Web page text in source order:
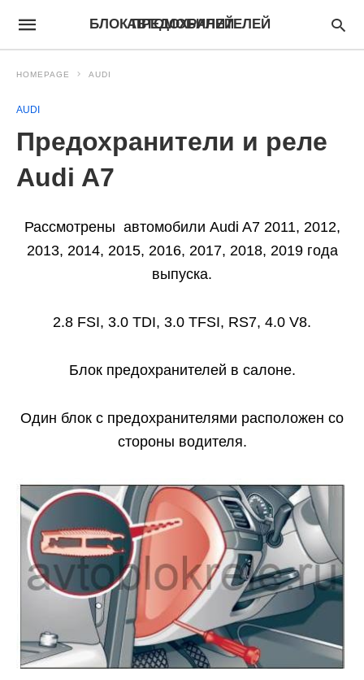
БЛОК ПРЕДОХРАНИТЕЛЕЙ АВТОМОБИЛЕЙ
HOMEPAGE AUDI
AUDI
Предохранители и реле
Audi A7
Рассмотрены автомобили Audi A7 2011, 2012,
2013, 2014, 2015, 2016, 2017, 2018, 2019 года
выпуска.
2.8 FSI, 3.0 TDI, 3.0 TFSI, RS7, 4.0 V8.
Блок предохранителей в салоне.
Один блок с предохранителями расположен со
стороны водителя.